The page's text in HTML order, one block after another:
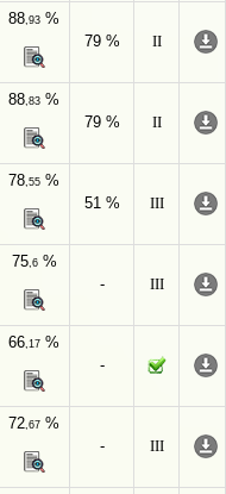
88,93 %
79 %
II
88,83 %
79 %
II
78,55 %
51 %
III
75,6%
-
III
66,17 %
-
72,67 %
-
III